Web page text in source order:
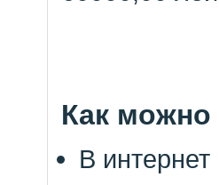
Как можно
В